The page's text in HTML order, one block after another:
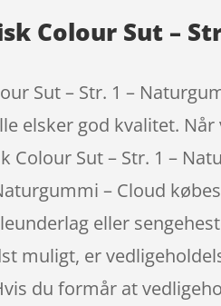
Colour Sut –
Sut – Str. 1 –
elsker god kvalitet.
Colour Sut – Str. 1 –
– Cloud
eller
muligt, er
du formår at